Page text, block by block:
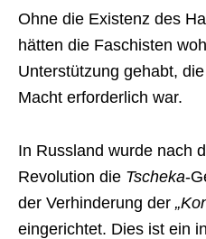
Ohne die Existenz des
hätten die Faschisten
Unterstützung gehabt,
Macht erforderlich war.
In Russland wurde nach
Revolution die Tscheka-
der Verhinderung der
eingerichtet. Dies ist ein